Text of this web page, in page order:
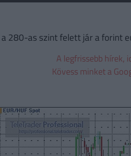
280-as szint felett jár a forint
A legfrissebb hírek,
Kövess minket a